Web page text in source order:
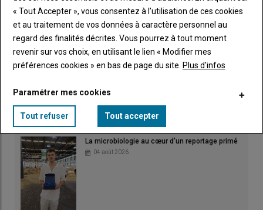
Un "nouveau cap" pour la FNSEA de la Vienne
L'égalité en milieu rural
La microbiologie au cœur d'un reportage primé
04 août 2026
« Tout Accepter », vous consentez à l’utilisation de ces cookies
et au traitement de vos données à caractère personnel au
regard des finalités décrites. Vous pourrez à tout moment
revenir sur vos choix, en utilisant le lien « Modifier mes
préférences cookies » en bas de page du site. Plus d'infos
Paramétrer mes cookies
Tout refuser Tout accepter